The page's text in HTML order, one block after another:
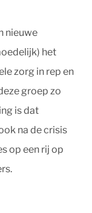
nieuwe
het
zorg in rep en
groep zo
is dat
na de crisis
op een rij op